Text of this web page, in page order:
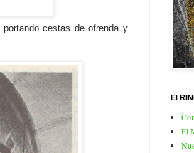
portando cestas de ofrenda y
El
El